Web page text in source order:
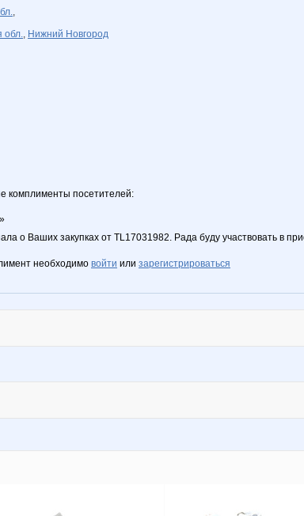
,
обл., Нижний Новгород
комплименты посетителей:
»
о Ваших закупках от TL17031982. Рада буду участвовать в
необходимо войти или зарегистрироваться